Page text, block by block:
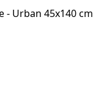
- Urban 45x140 cm